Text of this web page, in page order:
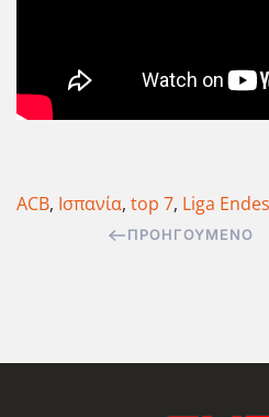
ACB, Ισπανία, top 7, Liga
ΠΡΟΗΓΟΎΜΕΝΟ